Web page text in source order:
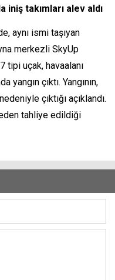
iniş takımları alev aldı
aynı ismi taşıyan
merkezli SkyUp
tipi uçak, havaalanı
yangın çıktı. Yangının,
çıktığı açıklandı.
tahliye edildiği